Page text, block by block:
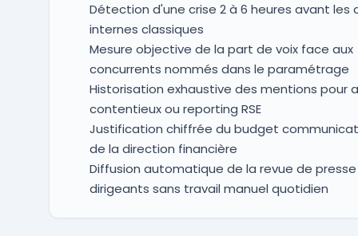
Détection d'une crise 2 à 6 heures avant les
internes classiques
Mesure objective de la part de voix face aux
concurrents nommés dans le paramétrage
Historisation exhaustive des mentions pour
contentieux ou reporting RSE
Justification chiffrée du budget
de la direction financière
Diffusion automatique de la revue de presse
dirigeants sans travail manuel quotidien